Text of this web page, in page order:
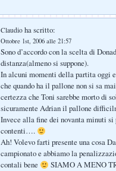
Claudio ha scritto:
Ottobre 1st, 2006 alle 21:57
Sono d’accordo con la scelta di
distanza(almeno si suppone).
In alcuni momenti della partita oggi
che quando ha il pallone non si sa
certezza che Toni sarebbe morto di
sicuramente Adrian il pallone
Invece alla fine dei novanta minuti
contenti….
Ah! Volevo farti presente una cosa
campionato e abbiamo la
contali bene
SIAMO A MENO